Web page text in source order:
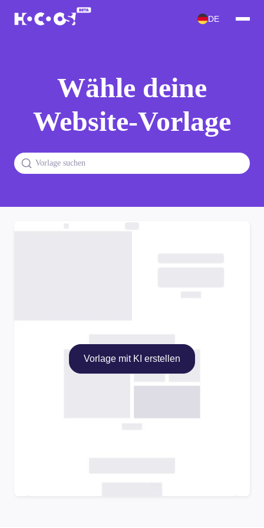
DE
Wähle deine
Website-Vorlage
Vorlage mit KI erstellen